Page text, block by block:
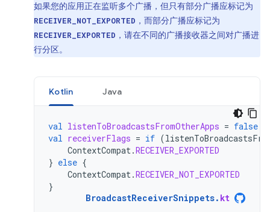
如果您的应用正在监听多个广播，但只有部分广播应标记为
RECEIVER_NOT_EXPORTED ，而部分广播应标记为
RECEIVER_EXPORTED ，请在不同的广播接收器之间对广播进
行分区。
Kotlin Java
val listenToBroadcastsFromOtherApps = false
val receiverFlags = if (
ContextCompat.RECEIVER_EXPORTED
} else {
ContextCompat.RECEIVER_NOT_EXPORTED
}
BroadcastReceiverSnippets. kt